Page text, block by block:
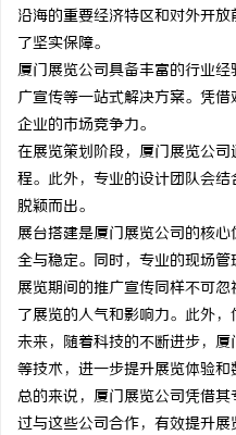
沿海的重要经济特区和对外开
了坚实保障。
厦门展览公司具备丰富的行业
广宣传等一站式解决方案。凭
企业的市场竞争力。
在展览策划阶段，厦门展览公
程。此外，专业的设计团队会
脱颖而出。
展台搭建是厦门展览公司的核
全与稳定。同时，专业的现场
展览期间的推广宣传同样不可
了展览的人气和影响力。此外
未来，随着科技的不断进步，
等技术，进一步提升展览体验
总的来说，厦门展览公司凭借
过与这些公司合作，有效提升展